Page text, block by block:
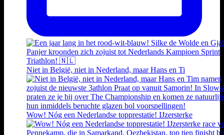
Niet in België, niet in Nederland, maar Hans en Ti
Wow! Nóg een Nederlandse topprestatie! IJzersterke